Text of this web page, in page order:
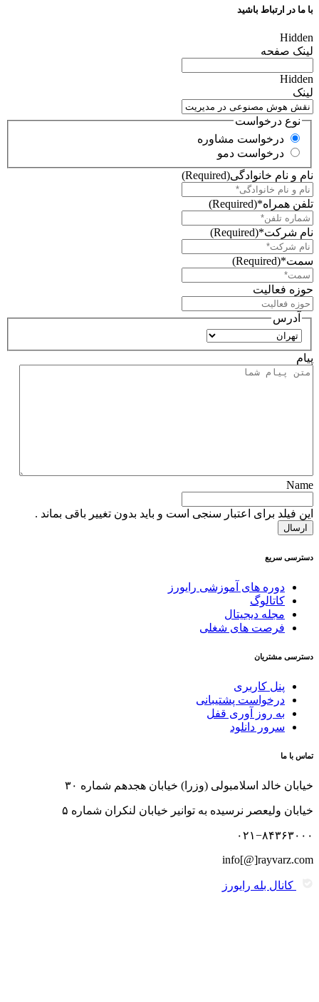
با ما در ارتباط باشید
Hidden
لینک صفحه
Hidden
لینک
نوع درخواست
درخواست مشاوره
درخواست دمو
نام و نام خانوادگی(Required)
تلفن همراه*(Required)
نام شرکت*(Required)
سمت*(Required)
حوزه فعالیت
آدرس
استان
پیام
Name
این فیلد برای اعتبار سنجی است و باید بدون تغییر باقی بماند .
دسترسی سریع
دوره های آموزشی رایورز
کاتالوگ
مجله دیجیتال
فرصت های شغلی
دسترسی مشتریان
پنل کاربری
درخواست پشتیبانی
به روز آوری قفل
سرور دانلود
تماس با ما
خیابان خالد اسلامبولی (وزرا) خیابان هجدهم شماره ۳۰
خیابان ولیعصر نرسیده به توانیر خیابان لنکران شماره ۵
۰۲۱−۸۴۳۶۳۰۰۰
info[@]rayvarz.com
کانال بله رایورز